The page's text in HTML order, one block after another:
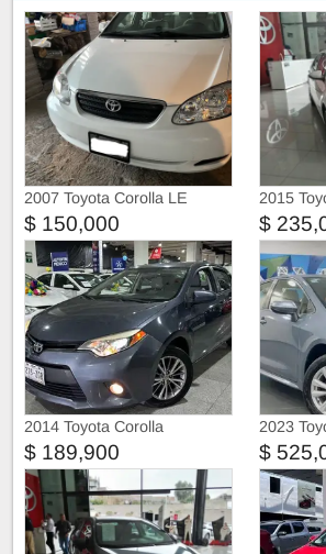
2007 Toyota Corolla LE
$ 150,000
2015
$
2014 Toyota Corolla
$ 189,900
2023
$